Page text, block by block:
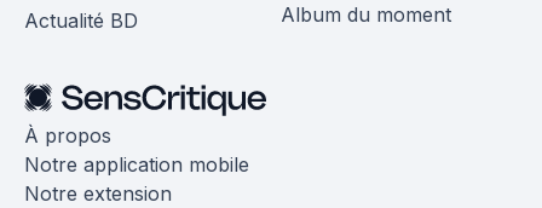
Actualité BD
Album du moment
À propos
Notre application mobile
Notre extension